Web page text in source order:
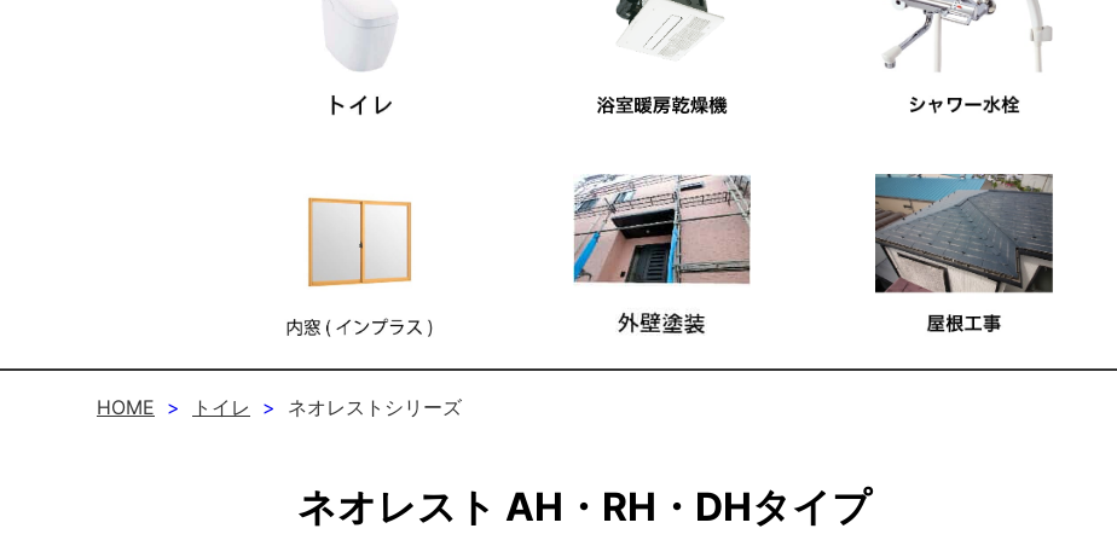
HOME トイレ ネオレストシリーズ
ネオレスト AH・RH・DHタイプ